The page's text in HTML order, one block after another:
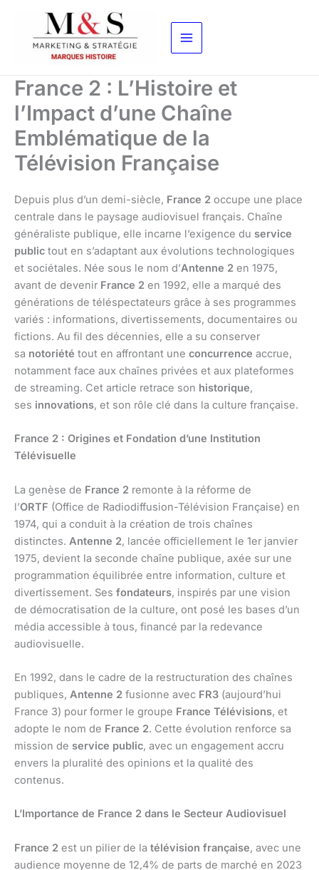
contenu
France 2 : L’Histoire et
l’Impact d’une Chaîne
Emblématique de la
Télévision Française
Depuis plus d’un demi-siècle, France 2 occupe une place
centrale dans le paysage audiovisuel français. Chaîne
généraliste publique, elle incarne l’exigence du service
public tout en s’adaptant aux évolutions technologiques
et sociétales. Née sous le nom d’Antenne 2 en 1975,
avant de devenir France 2 en 1992, elle a marqué des
générations de téléspectateurs grâce à ses programmes
variés : informations, divertissements, documentaires ou
fictions. Au fil des décennies, elle a su conserver
sa notoriété tout en affrontant une concurrence accrue,
notamment face aux chaînes privées et aux plateformes
de streaming. Cet article retrace son historique,
ses innovations, et son rôle clé dans la culture française.
France 2 : Origines et Fondation d’une Institution
Télévisuelle
La genèse de France 2 remonte à la réforme de
l’ORTF (Office de Radiodiffusion-Télévision Française) en
1974, qui a conduit à la création de trois chaînes
distinctes. Antenne 2, lancée officiellement le 1er janvier
1975, devient la seconde chaîne publique, axée sur une
programmation équilibrée entre information, culture et
divertissement. Ses fondateurs, inspirés par une vision
de démocratisation de la culture, ont posé les bases d’un
média accessible à tous, financé par la redevance
audiovisuelle.
En 1992, dans le cadre de la restructuration des chaînes
publiques, Antenne 2 fusionne avec FR3 (aujourd’hui
France 3) pour former le groupe France Télévisions, et
adopte le nom de France 2. Cette évolution renforce sa
mission de service public, avec un engagement accru
envers la pluralité des opinions et la qualité des
contenus.
L’Importance de France 2 dans le Secteur Audiovisuel
France 2 est un pilier de la télévision française, avec une
audience moyenne de 12,4% de parts de marché en 2023